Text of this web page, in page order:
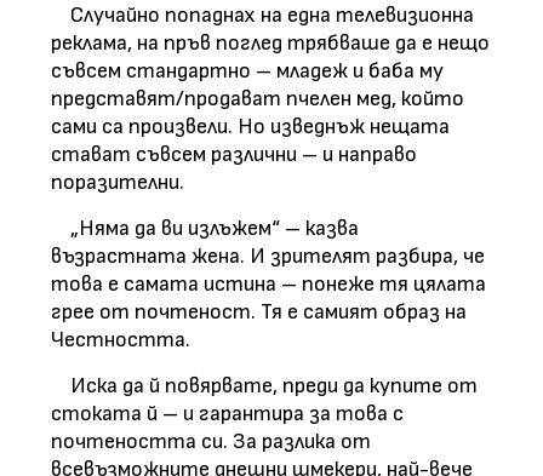
Случайно попаднах на една телевизионна
реклама, на пръв поглед трябваше да е нещо
съвсем стандартно – младеж и баба му
представят/продават пчелен мед, който
сами са произвели. Но изведнъж нещата
стават съвсем различни – и направо
поразителни.
„Няма да ви излъжем“ – казва
възрастната жена. И зрителят разбира, че
това е самата истина – понеже тя цялата
грее от почтеност. Тя е самият образ на
Честността.
Иска да й повярвате, преди да купите от
стоката й – и гарантира за това с
почтеността си. За разлика от
всевъзможните днешни шмекери, най-вече